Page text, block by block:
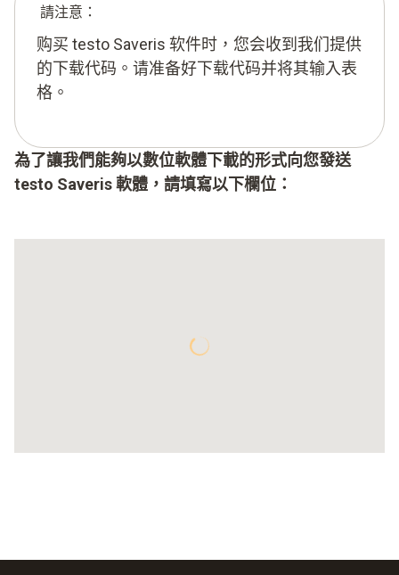
請注意：
购买 testo Saveris 软件时，您会收到我们提供
的下载代码。请准备好下载代码并将其输入表
格。
為了讓我們能夠以數位軟體下載的形式向您發送
testo Saveris 軟體，請填寫以下欄位：